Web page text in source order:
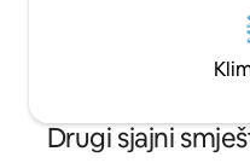
Drugi sjajni